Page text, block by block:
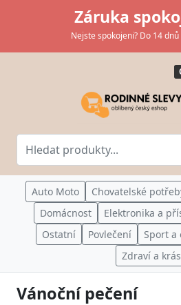
Záruka
Nejste spokojeni? Do 14
Auto Moto Chovatelské
Domácnost
Elektronika a
Ostatní
Povlečení Sport a
Zdraví a
Vánoční pečení